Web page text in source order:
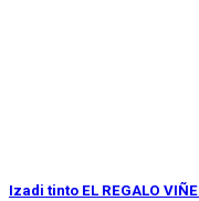
Izadi tinto EL REGALO